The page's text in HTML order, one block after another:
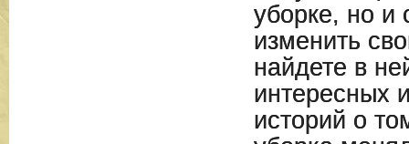
уборке, но и
изменить
найдете в
интересных
историй о